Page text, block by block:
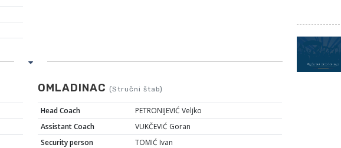
OMLADINAC (Stručni štab)
Head Coach
PETRONIJEVIĆ Veljko
Assistant Coach
VUKČEVIĆ Goran
Security person
TOMIĆ Ivan